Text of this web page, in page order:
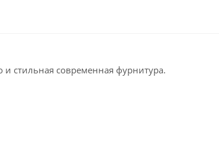
и стильная современная фурнитура.